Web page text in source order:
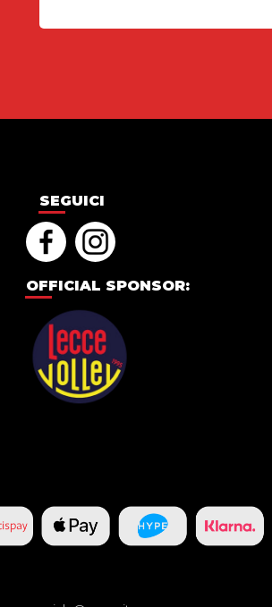
SEGUICI
OFFICIAL SPONSOR: